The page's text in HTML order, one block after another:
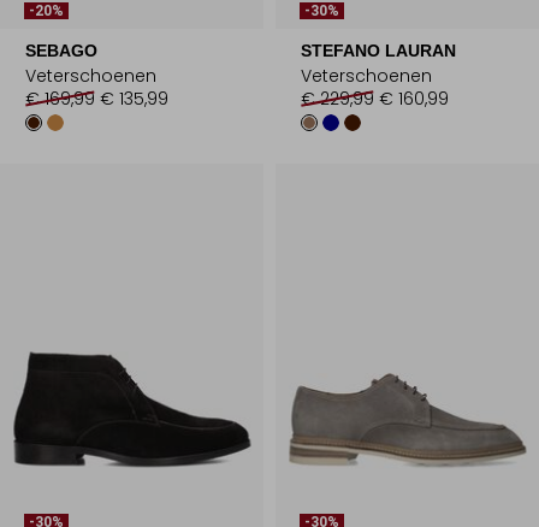
-20%
SEBAGO
Veterschoenen
€ 169,99 € 135,99
-30%
STEFANO LAURAN
Veterschoenen
€ 229,99 € 160,99
-30% -30%